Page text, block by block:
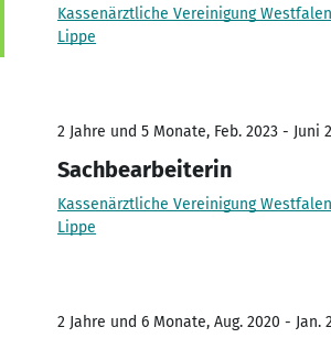
Kassenärztliche Vereinigung
Lippe
2 Jahre und 5 Monate, Feb. 2023 - Juni
Sachbearbeiterin
Kassenärztliche Vereinigung
Lippe
2 Jahre und 6 Monate, Aug. 2020 - Jan.